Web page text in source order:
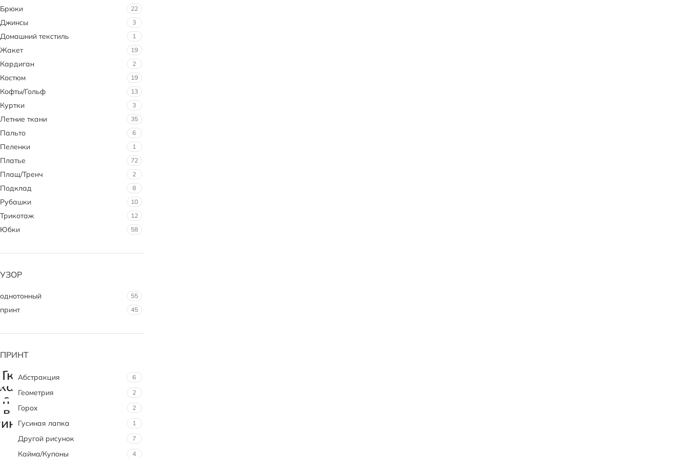
Брюки 22
Джинсы 3
Домашний текстиль 1
Жакет 19
Кардиган 2
Костюм 19
Кофты/Гольф 13
Куртки 3
Летние ткани 35
Пальто 6
Пеленки 1
Платье 72
Плащ/Тренч 2
Подклад 8
Рубашки 10
Трикотаж 12
Юбки 58
УЗОР
однотонный 55
принт 45
ПРИНТ
Абстракция 6
Геометрия 2
Горох 2
Гусиная лапка 1
Другой рисунок 7
Кайма/Купоны 4